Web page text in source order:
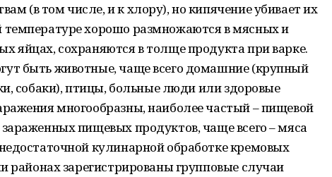
(в том числе, и к хлору), но кипячение убивает их
хорошо размножаются в мясных и
яйцах, сохраняются в толще продукта при варке.
быть животные, чаще всего домашние (крупный
собаки), птицы, больные люди или здоровые
многообразны, наиболее частый – пищевой
пищевых продуктов, чаще всего – мяса
кулинарной обработке кремовых
районах зарегистрированы групповые случаи